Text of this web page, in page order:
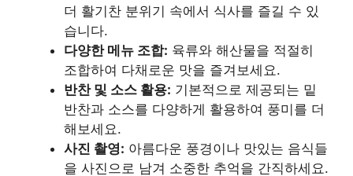
더 활기찬 분위기 속에서 식사를 즐길 수 있
습니다.
다양한 메뉴 조합: 육류와 해산물을 적절히
조합하여 다채로운 맛을 즐겨보세요.
반찬 및 소스 활용: 기본적으로 제공되는 밑
반찬과 소스를 다양하게 활용하여 풍미를 더
해보세요.
사진 촬영: 아름다운 풍경이나 맛있는 음식들
을 사진으로 남겨 소중한 추억을 간직하세요.